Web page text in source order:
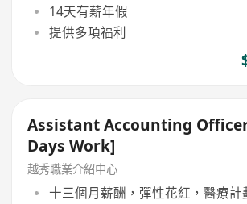
14天有薪年假
提供多項福利
Assistant Accounting
Days Work]
越秀職業介紹中心
十三個月薪酬，彈性花紅，醫療計